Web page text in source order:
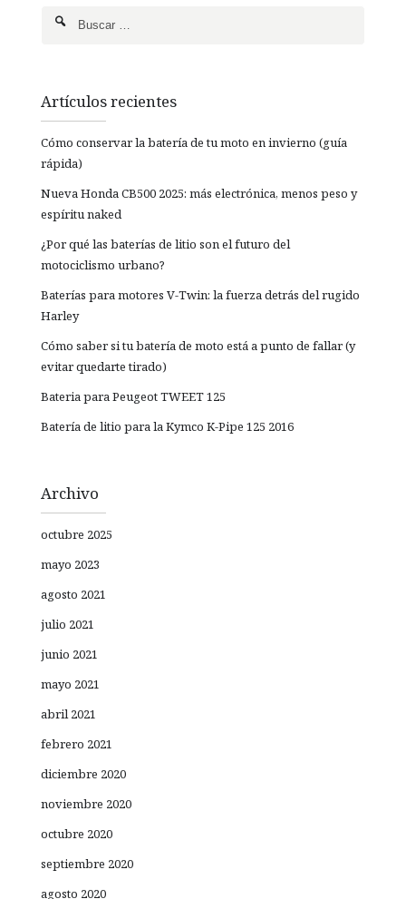
Artículos recientes
Cómo conservar la batería de tu moto en invierno (guía
rápida)
Nueva Honda CB500 2025: más electrónica, menos peso y
espíritu naked
¿Por qué las baterías de litio son el futuro del
motociclismo urbano?
Baterías para motores V-Twin: la fuerza detrás del rugido
Harley
Cómo saber si tu batería de moto está a punto de fallar (y
evitar quedarte tirado)
Bateria para Peugeot TWEET 125
Batería de litio para la Kymco K-Pipe 125 2016
Archivo
octubre 2025
mayo 2023
agosto 2021
julio 2021
junio 2021
mayo 2021
abril 2021
febrero 2021
diciembre 2020
noviembre 2020
octubre 2020
septiembre 2020
agosto 2020